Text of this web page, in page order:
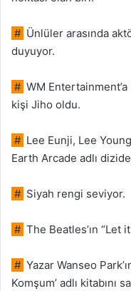
# Ünlüler arasında
duyuyor.
# WM Entertainment’a
kişi Jiho oldu.
# Lee Eunji, Lee
Earth Arcade adlı
# Siyah rengi seviyor.
# The Beatles’ın “Let
# Yazar Wanseo
Komşum’ adlı kitabını